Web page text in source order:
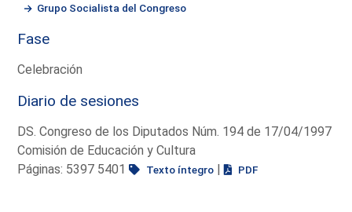
Grupo Socialista del Congreso
Fase
Celebración
Diario de sesiones
DS. Congreso de los Diputados Núm. 194 de 17/04/1997
Comisión de Educación y Cultura
Páginas: 5397 5401
Texto íntegro | PDF